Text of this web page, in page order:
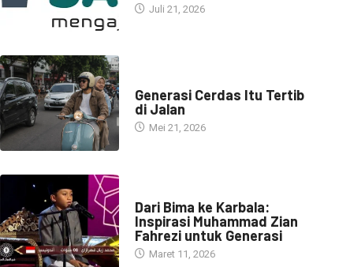
Juli 21, 2026
Generasi Cerdas Itu Tertib
di Jalan
Mei 21, 2026
Dari Bima ke Karbala:
Inspirasi Muhammad Zian
Fahrezi untuk Generasi
Maret 11, 2026